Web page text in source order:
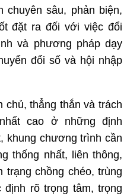
chuyên sâu, phản biện,
đặt ra đối với việc đổi
và phương pháp dạy
đổi số và hội nhập
chủ, thẳng thắn và trách
cao ở những định
khung chương trình cần
thống nhất, liên thông,
trạng chồng chéo, trùng
rõ trọng tâm, trọng